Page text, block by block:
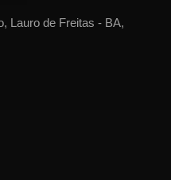
Lauro de Freitas - BA,